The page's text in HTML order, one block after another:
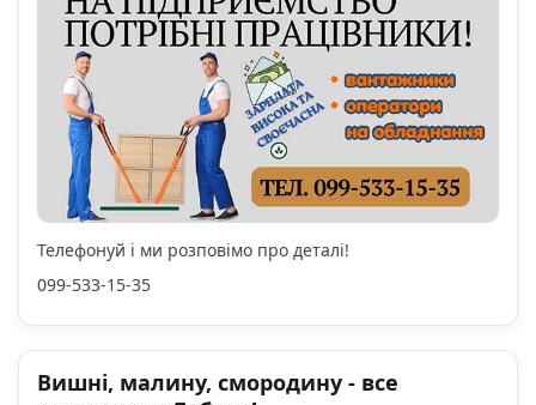
Телефонуй і ми розповімо про деталі!
099-533-15-35
Вишні, малину, смородину - все